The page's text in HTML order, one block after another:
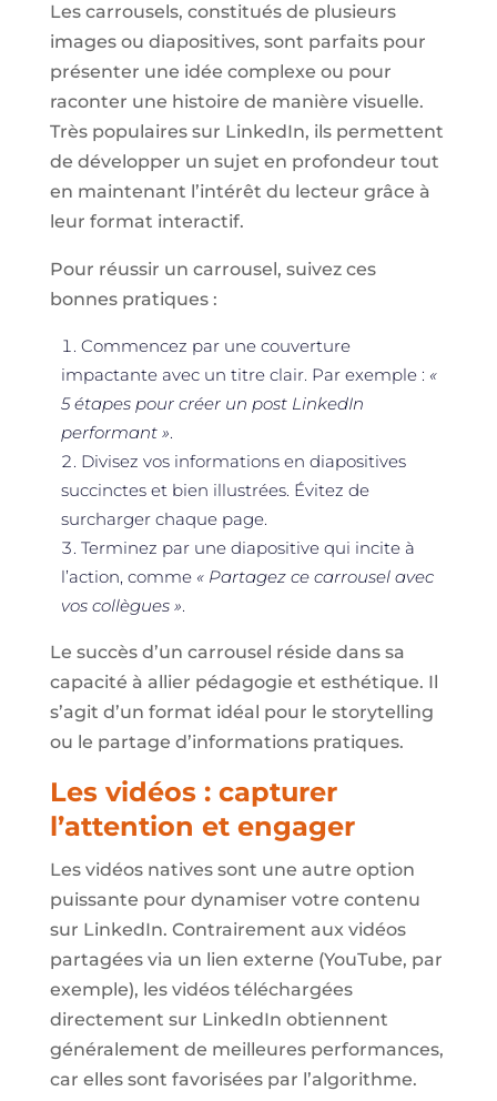
Les carrousels, constitués de plusieurs
images ou diapositives, sont parfaits pour
présenter une idée complexe ou pour
raconter une histoire de manière visuelle.
Très populaires sur LinkedIn, ils permettent
de développer un sujet en profondeur tout
en maintenant l’intérêt du lecteur grâce à
leur format interactif.
Pour réussir un carrousel, suivez ces
bonnes pratiques :
Commencez par une couverture
impactante avec un titre clair. Par exemple : «
5 étapes pour créer un post LinkedIn
performant ».
Divisez vos informations en diapositives
succinctes et bien illustrées. Évitez de
surcharger chaque page.
Terminez par une diapositive qui incite à
l’action, comme « Partagez ce carrousel avec
vos collègues ».
Le succès d’un carrousel réside dans sa
capacité à allier pédagogie et esthétique. Il
s’agit d’un format idéal pour le storytelling
ou le partage d’informations pratiques.
Les vidéos : capturer
l’attention et engager
Les vidéos natives sont une autre option
puissante pour dynamiser votre contenu
sur LinkedIn. Contrairement aux vidéos
partagées via un lien externe (YouTube, par
exemple), les vidéos téléchargées
directement sur LinkedIn obtiennent
généralement de meilleures performances,
car elles sont favorisées par l’algorithme.